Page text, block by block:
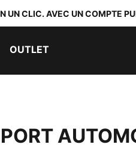
UN CLIC. AVEC UN COMPTE
OUTLET